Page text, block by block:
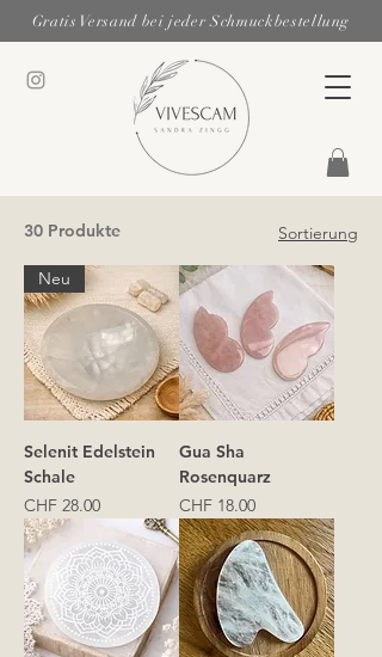
Gratis Versand bei jeder Schmuckbestellung
30 Produkte Sortierung
Neu
Selenit Edelstein
Schale
Preis
CHF 28.00
Gua Sha
Rosenquarz
Preis
CHF 18.00